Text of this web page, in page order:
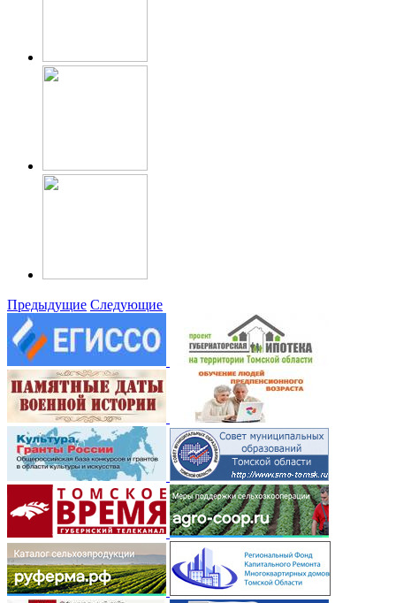
Предыдущие Следующие